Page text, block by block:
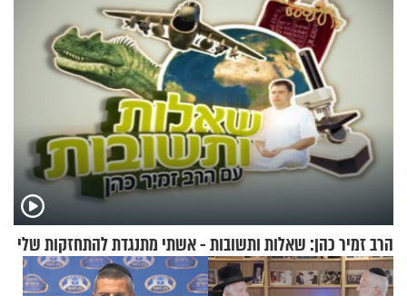
הרב זמיר כהן: שאלות ותשובות - אשתי מתנגדת להתחזקות שלי